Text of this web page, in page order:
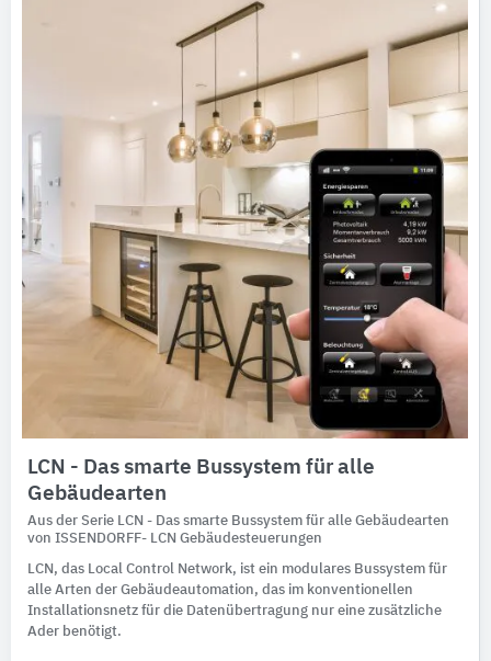
LCN - Das smarte Bussystem für alle
Gebäudearten
Aus der Serie LCN - Das smarte Bussystem für alle Gebäudearten
von ISSENDORFF- LCN Gebäudesteuerungen
LCN, das Local Control Network, ist ein modulares Bussystem für
alle Arten der Gebäudeautomation, das im konventionellen
Installationsnetz für die Datenübertragung nur eine zusätzliche
Ader benötigt.